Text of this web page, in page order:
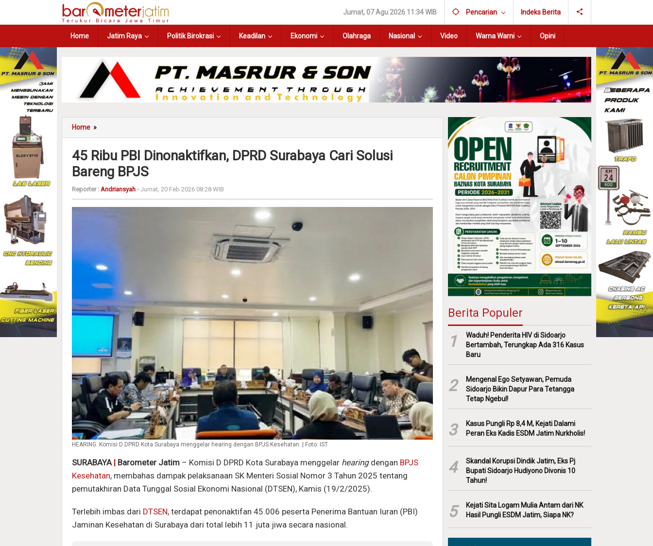
Jumat, 07 Agu 2026 11:34 WIB Pencarian Indeks Berita
Home Jatim Raya Politik Birokrasi Keadilan Ekonomi Olahraga Nasional Video Warna Warni Opini
Home »
45 Ribu PBI Dinonaktifkan, DPRD Surabaya Cari Solusi
Bareng BPJS
Reporter : Andriansyah - Jumat, 20 Feb 2026 08:28 WIB
HEARING: Komisi D DPRD Kota Surabaya menggelar hearing dengan BPJS Kesehatan. | Foto: IST
SURABAYA | Barometer Jatim – Komisi D DPRD Kota Surabaya menggelar hearing dengan BPJS
Kesehatan, membahas dampak pelaksanaan SK Menteri Sosial Nomor 3 Tahun 2025 tentang
pemutakhiran Data Tunggal Sosial Ekonomi Nasional (DTSEN), Kamis (19/2/2025).
Terlebih imbas dari DTSEN, terdapat penonaktifan 45.006 peserta Penerima Bantuan Iuran (PBI)
Jaminan Kesehatan di Surabaya dari total lebih 11 juta jiwa secara nasional.
Berita Populer
1
Waduh! Penderita HIV di Sidoarjo
Bertambah, Terungkap Ada 316 Kasus
Baru
2
Mengenal Ego Setyawan, Pemuda
Sidoarjo Bikin Dapur Para Tetangga
Tetap Ngebul!
3
Kasus Pungli Rp 8,4 M, Kejati Dalami
Peran Eks Kadis ESDM Jatim Nurkholis!
4
Skandal Korupsi Dindik Jatim, Eks Pj
Bupati Sidoarjo Hudiyono Divonis 10
Tahun!
5
Kejati Sita Logam Mulia Antam dari NK
Hasil Pungli ESDM Jatim, Siapa NK?